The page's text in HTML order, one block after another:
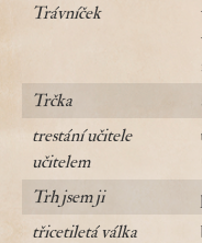
Trávníček
Trčka
trestání učitele
učitelem
Trh jsem ji
třicetiletá válka